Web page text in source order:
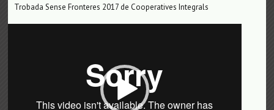
Trobada Sense Fronteres 2017 de Cooperatives Integrals